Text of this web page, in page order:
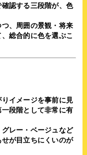
認する三段階が、色
、周囲の景観・将来
総合的に色を選ぶこ
イメージを事前に見
段階として非常に有
レー・ベージュなど
が目立ちにくいのが